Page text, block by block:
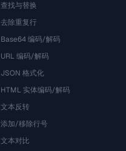
查找与替换
去除重复行
Base64 编码/解码
URL 编码/解码
JSON 格式化
HTML 实体编码/解码
文本反转
添加/移除行号
文本对比